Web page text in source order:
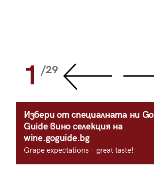
1 /29
Избери от специалната ни Go
Guide вино селекция на
wine.goguide.bg
Grape expectations - great taste!